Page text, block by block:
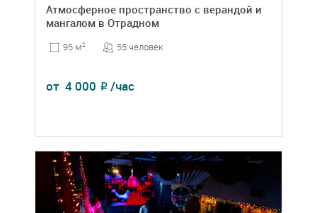
Атмосферное пространство с верандой и
мангалом в Отрадном
95 м2 55 человек
от 4 000 ₽ /час